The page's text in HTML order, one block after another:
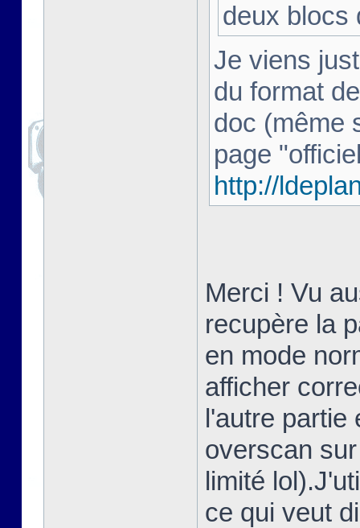
deux
Je viens
du format
doc (même
page
http://
Merci ! Vu
recupère la
en mode
afficher
l'autre partie
overscan
limité
ce qui veut